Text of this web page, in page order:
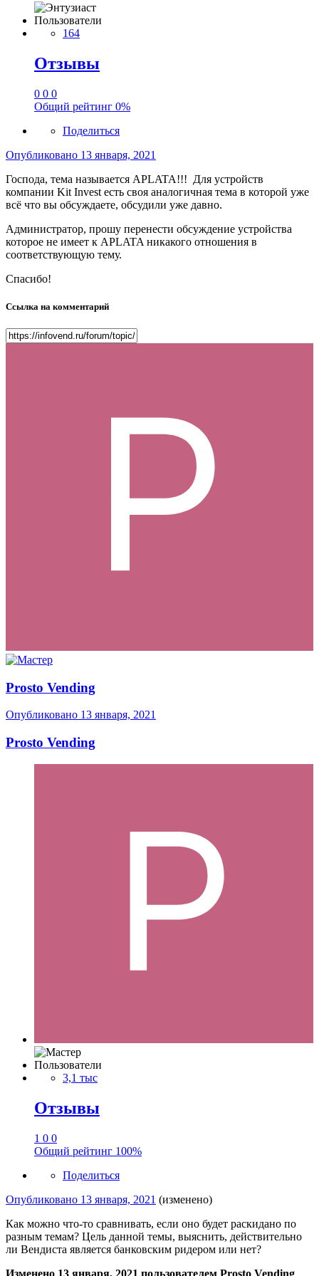
Пользователи
164
Отзывы
0 0 0
Общий рейтинг 0%
Поделиться
Опубликовано 13 января, 2021
Господа, тема называется APLATA!!! Для устройств
компании Kit Invest есть своя аналогичная тема в которой уже
всё что вы обсуждаете, обсудили уже давно.
Администратор, прошу перенести обсуждение устройства
которое не имеет к APLATA никакого отношения в
соответствующую тему.
Спасибо!
Ссылка на комментарий
Prosto Vending
Опубликовано 13 января, 2021
Prosto Vending
Пользователи
3,1 тыс
Отзывы
1 0 0
Общий рейтинг 100%
Поделиться
Опубликовано 13 января, 2021 (изменено)
Как можно что-то сравнивать, если оно будет раскидано по
разным темам? Цель данной темы, выяснить, действительно
ли Вендиста является банковским ридером или нет?
Изменено 13 января, 2021 пользователем Prosto Vending